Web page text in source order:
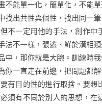
不能單一化，簡單化，不能
出共性與個性，找出同一
不一定用他的手法，創作
法不一樣，張遷、鮮於潢相
，那你就是大腕。訓練時
你一直走在前邊，把問題都
有目的性的進行取捨。要
須有不同於別人的思想，